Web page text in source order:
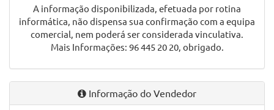
A informação disponibilizada, efetuada por rotina
informática, não dispensa sua confirmação com a equipa
comercial, nem poderá ser considerada vinculativa.
Mais Informações: 96 445 20 20, obrigado.
Informação do Vendedor